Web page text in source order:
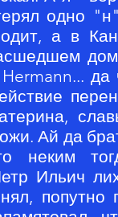
одно
а в
Ай да
неким
Ильич